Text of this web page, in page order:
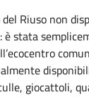
Riuso non
è stata
giocattoli,